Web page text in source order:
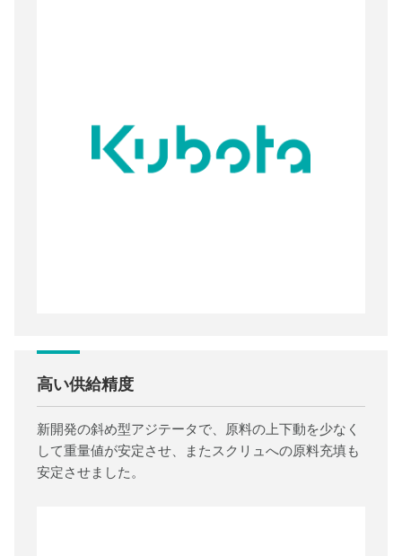
高い供給精度
新開発の斜め型アジテータで、原料の上下動を少なく
して重量値が安定させ、またスクリュへの原料充填も
安定させました。